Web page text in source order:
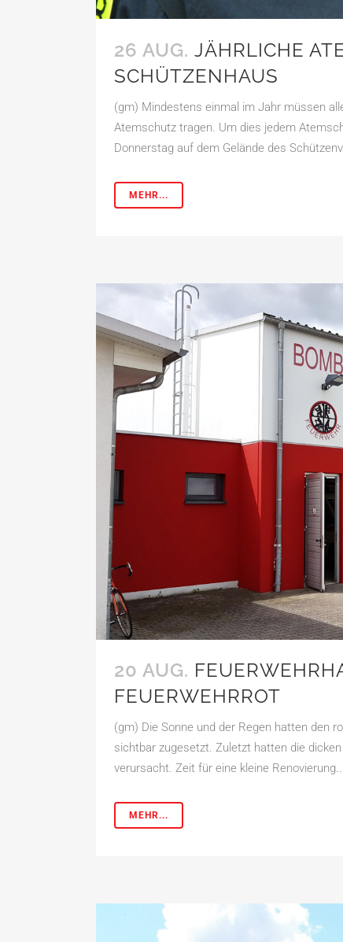
26 AUG. JÄHRLICHE
SCHÜTZENHAUS
(gm) Mindestens einmal im Jahr müssen
Atemschutz tragen. Um dies jedem
Donnerstag auf dem Gelände des
MEHR...
20 AUG.
FEUERWEHRROT
(gm) Die Sonne und der Regen hatten den
sichtbar zugesetzt. Zuletzt hatten die
verursacht. Zeit für eine kleine
MEHR...